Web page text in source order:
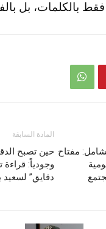
بالكلمات، بل
المادة السابقة
حين تصبح
دقايق” لسعيد
مفتاح